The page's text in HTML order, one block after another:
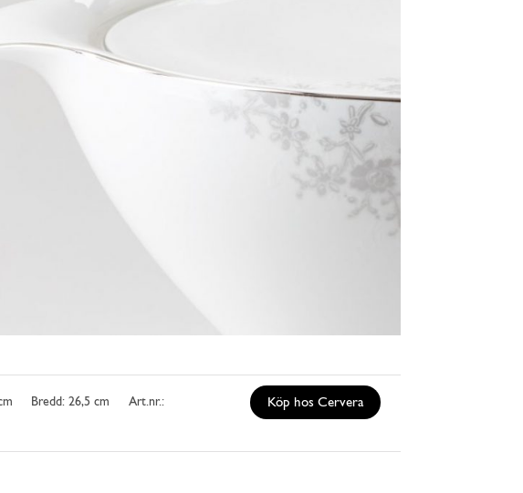
Bredd: 26,5 cm Art.nr.: Köp hos Cervera